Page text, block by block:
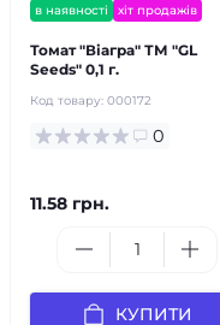
в наявності хіт продажів
Томат "Віагра" ТМ "GL
Seeds" 0,1 г.
Код товару: 000172
0
11.58 грн.
КУПИТИ